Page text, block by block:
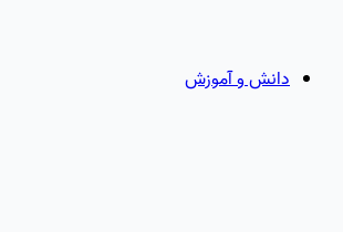
دانش و آموزش